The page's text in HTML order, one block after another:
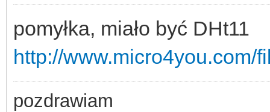
pomyłka, miało być DHt11
http://www.micro4you.com/
pozdrawiam